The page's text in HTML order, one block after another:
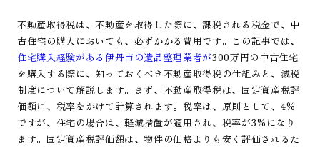
不動産取得税は、不動産を取得した際に、課税される税金で、中
古住宅の購入においても、必ずかかる費用です。この記事では、
住宅購入経験がある伊丹市の遺品整理業者が300万円の中古住宅
を購入する際に、知っておくべき不動産取得税の仕組みと、減税
制度について解説します。まず、不動産取得税は、固定資産税評
価額に、税率をかけて計算されます。税率は、原則として、4%
ですが、住宅の場合は、軽減措置が適用され、税率が3%になり
ます。固定資産税評価額は、物件の価格よりも安く評価されるた